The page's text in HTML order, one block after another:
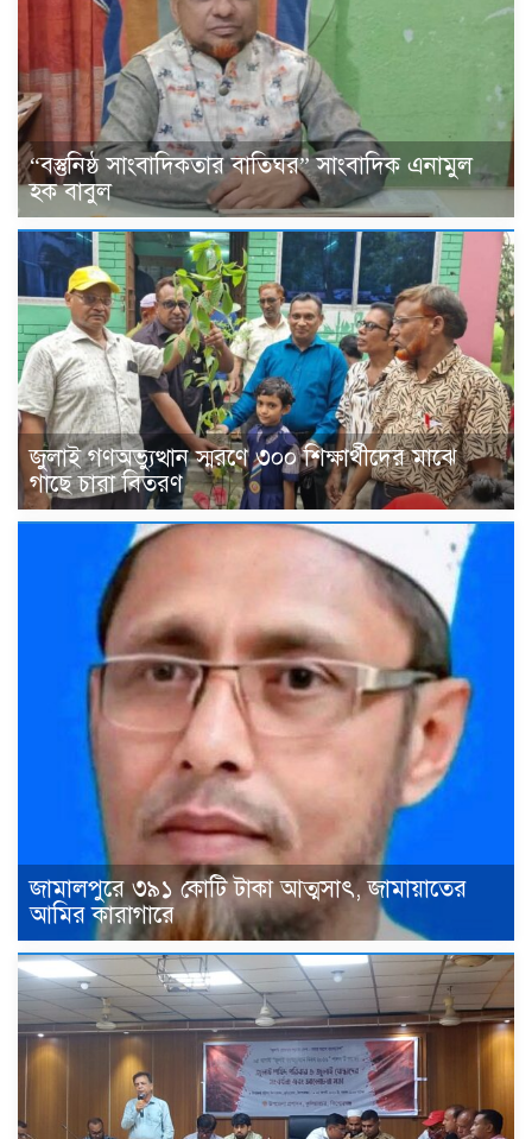
“বস্তুনিষ্ঠ সাংবাদিকতার বাতিঘর” সাংবাদিক এনামুল
হক বাবুল
জুলাই গণঅভ্যুত্থান স্মরণে ৩০০ শিক্ষার্থীদের মাঝে
গাছে চারা বিতরণ
জামালপুরে ৩৯১ কোটি টাকা আত্মসাৎ, জামায়াতের
আমির কারাগারে